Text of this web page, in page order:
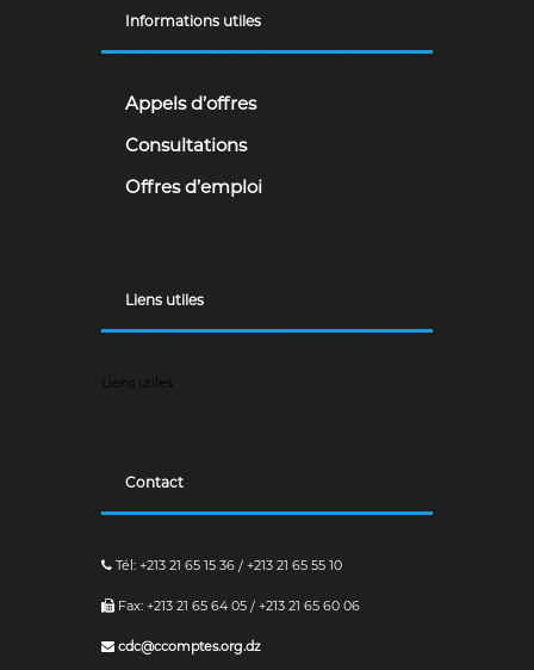
Informations utiles
Appels d’offres
Consultations
Offres d’emploi
Liens utiles
Liens utiles
Contact
Tél: +213 21 65 15 36 / +213 21 65 55 10
Fax: +213 21 65 64 05 / +213 21 65 60 06
cdc@ccomptes.org.dz